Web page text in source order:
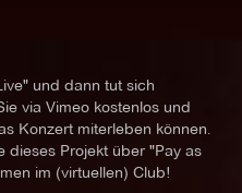
und dann tut sich
via Vimeo kostenlos und
Konzert miterleben können.
dieses Projekt über "Pay as
im (virtuellen) Club!